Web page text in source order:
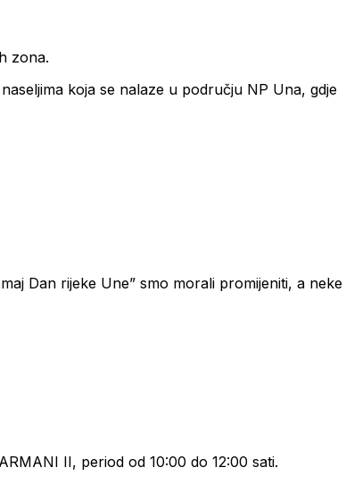
zona.
koja se nalaze u području NP Una, gdje
Dan rijeke Une” smo morali promijeniti, a neke
II, period od 10:00 do 12:00 sati.